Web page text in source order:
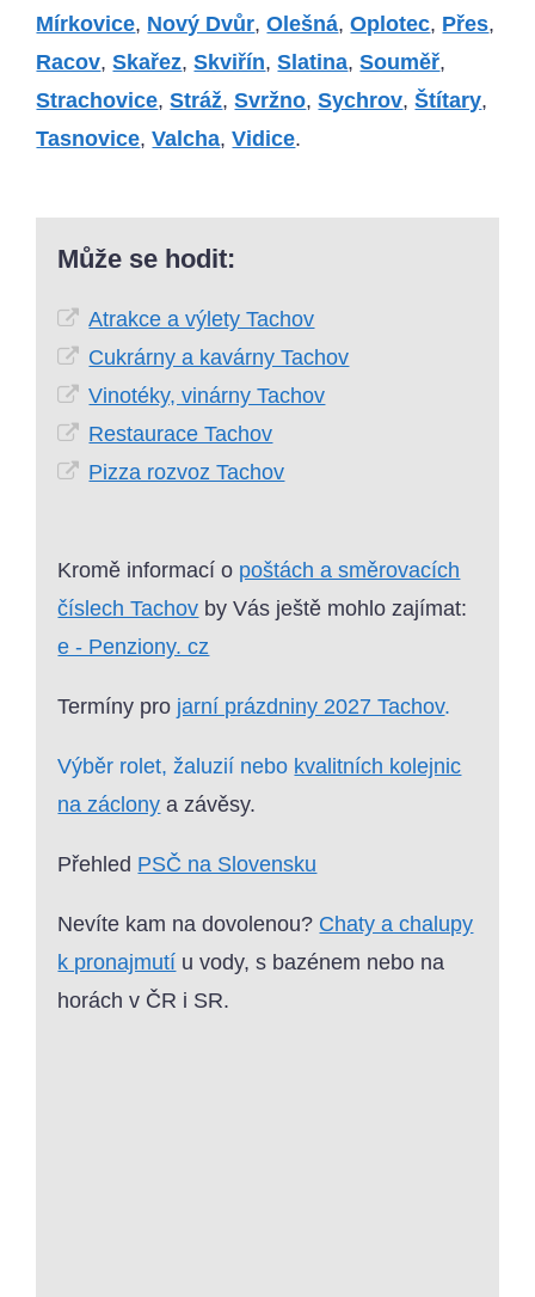
Mírkovice, Nový Dvůr,Olešná,Oplotec, Přes,
Racov,Skařez,Skviřín,Slatina,Souměř,
Strachovice,Stráž,Svržno,Sychrov,Štítary,
Tasnovice,Valcha,Vidice.
Může se hodit:
Atrakce a výlety Tachov
Cukrárny a kavárny Tachov
Vinotéky, vinárny Tachov
Restaurace Tachov
Pizza rozvoz Tachov
Kromě informací o poštách a směrovacích
číslech Tachov by Vás ještě mohlo zajímat:
e - Penziony. cz
Termíny pro jarní prázdniny 2027 Tachov.
Výběr rolet, žaluzií nebo kvalitních kolejnic
na záclony a závěsy.
Přehled PSČ na Slovensku
Nevíte kam na dovolenou? Chaty a chalupy
k pronajmutí u vody, s bazénem nebo na
horách v ČR i SR.